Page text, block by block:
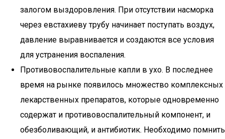
залогом выздоровления. При отсутствии насморка
через евстахиеву трубу начинает поступать воздух,
давление выравнивается и создаются все условия
для устранения воспаления.
Противовоспалительные капли в ухо. В последнее
время на рынке появилось множество комплексных
лекарственных препаратов, которые одновременно
содержат и противовоспалительный компонент, и
обезболивающий, и антибиотик. Необходимо помнить